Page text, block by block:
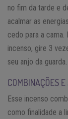
no fim da tarde e
acalmar as
cedo para a cama.
incenso, gire 3
seu anjo da guarda.
COMBINAÇÕES E
Esse incenso
como finalidade a